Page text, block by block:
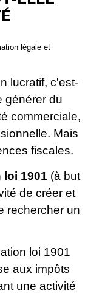
légale et
lucratif, c'est-
générer du
commerciale,
Mais
fiscales.
1901 (à but
de créer et
rechercher un
loi 1901
aux impôts
une activité